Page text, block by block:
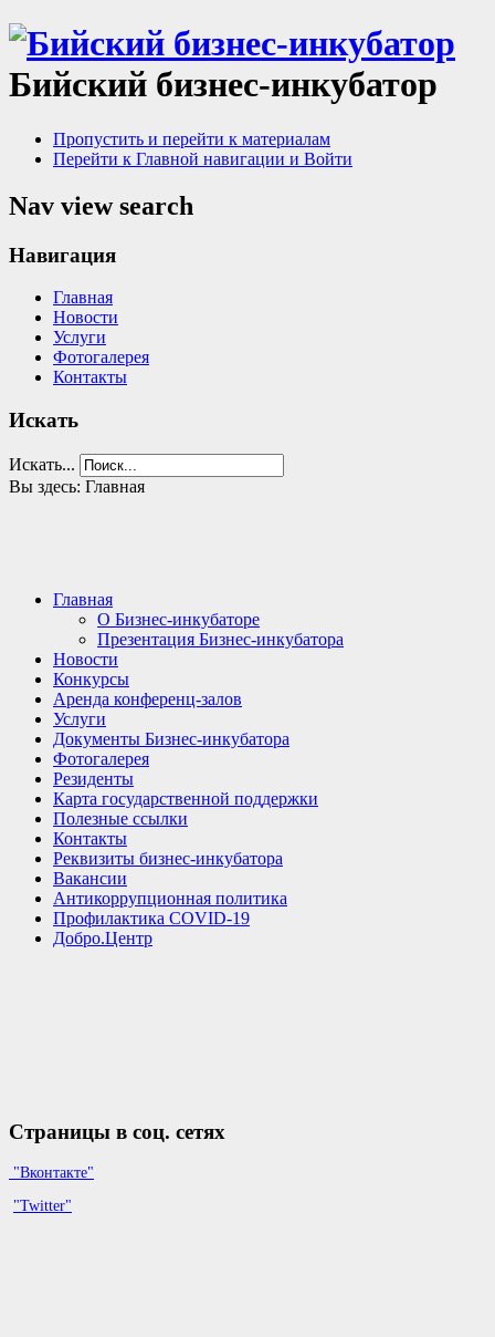
Бийский бизнес-инкубатор
Пропустить и перейти к материалам
Перейти к Главной навигации и Войти
Nav view search
Навигация
Главная
Новости
Услуги
Фотогалерея
Контакты
Искать
Искать...
Вы здесь: Главная
Главная
О Бизнес-инкубаторе
Презентация Бизнес-инкубатора
Новости
Конкурсы
Аренда конференц-залов
Услуги
Документы Бизнес-инкубатора
Фотогалерея
Резиденты
Карта государственной поддержки
Полезные ссылки
Контакты
Реквизиты бизнес-инкубатора
Вакансии
Антикоррупционная политика
Профилактика COVID-19
Добро.Центр
Страницы в соц. сетях
"Вконтакте"
"Twitter"